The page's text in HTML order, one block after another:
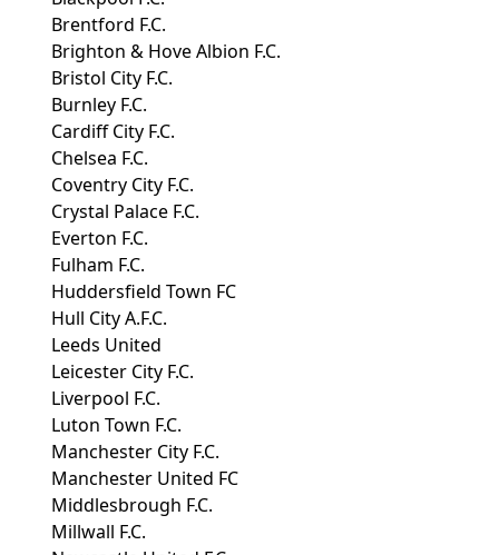
Brentford F.C.
Brighton & Hove Albion F.C.
Bristol City F.C.
Burnley F.C.
Cardiff City F.C.
Chelsea F.C.
Coventry City F.C.
Crystal Palace F.C.
Everton F.C.
Fulham F.C.
Huddersfield Town FC
Hull City A.F.C.
Leeds United
Leicester City F.C.
Liverpool F.C.
Luton Town F.C.
Manchester City F.C.
Manchester United FC
Middlesbrough F.C.
Millwall F.C.